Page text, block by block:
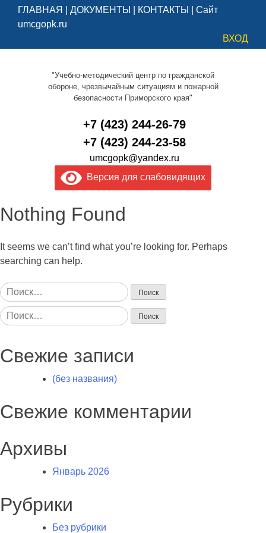
ГЛАВНАЯ ДОКУМЕНТЫ КОНТАКТЫ
Сайт
umcgopk.ru
ВХОД
"Учебно-методический центр по гражданской
обороне, чрезвычайным ситуациям и пожарной
безопасности Приморского края"
+7 (423) 244-26-79
+7 (423) 244-23-58
umcgopk@yandex.ru
Версия для слабовидящих
Nothing Found
It seems we can’t find what you’re looking for. Perhaps
searching can help.
Найти:
Найти:
Свежие записи
(без названия)
Свежие комментарии
Архивы
Январь 2026
Рубрики
Без рубрики